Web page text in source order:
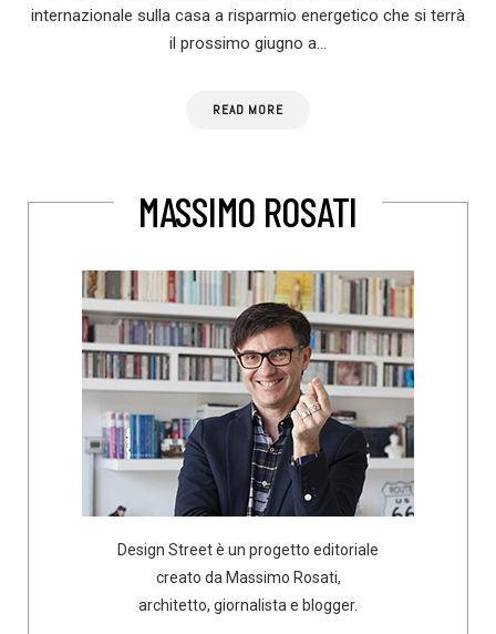
internazionale sulla casa a risparmio energetico che si terrà
il prossimo giugno a…
READ MORE
MASSIMO ROSATI
Design Street è un progetto editoriale
creato da Massimo Rosati,
architetto, giornalista e blogger.